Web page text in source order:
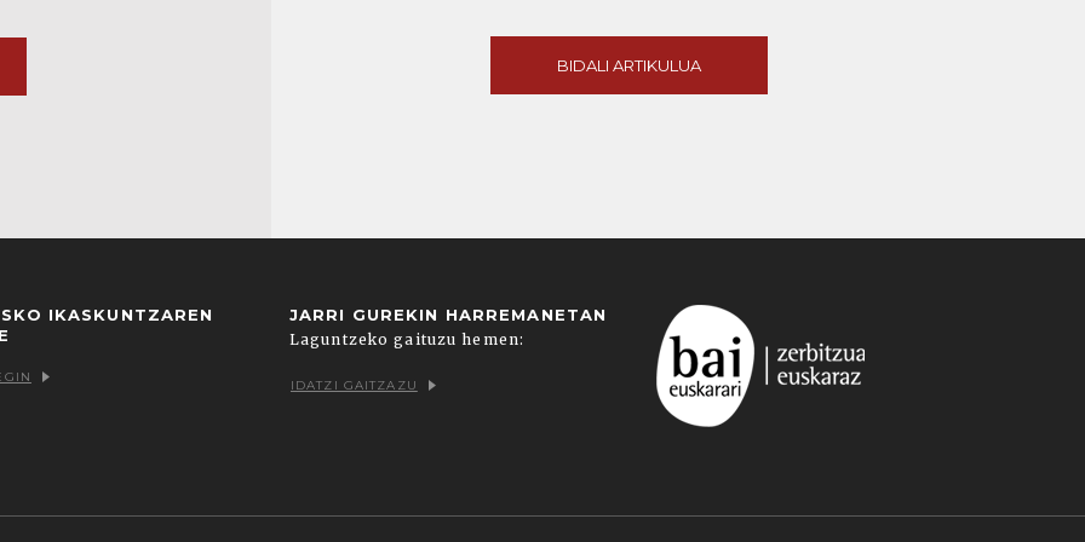
BIDALI ARTIKULUA
IKASKUNTZAREN
JARRI GUREKIN HARREMANETAN
Laguntzeko gaituzu hemen:
IDATZI GAITZAZU